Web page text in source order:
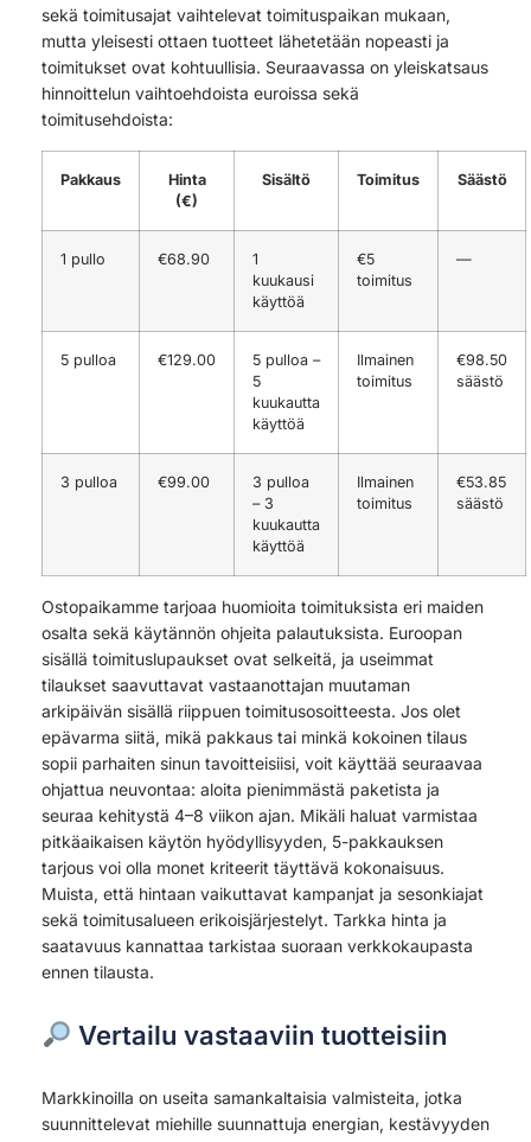
sekä toimitusajat vaihtelevat toimituspaikan mukaan,
mutta yleisesti ottaen tuotteet lähetetään nopeasti ja
toimitukset ovat kohtuullisia. Seuraavassa on yleiskatsaus
hinnoittelun vaihtoehdoista euroissa sekä
toimitusehdoista:
Pakkaus
Hinta
(€)
Sisältö Toimitus Säästö
1 pullo €68.90
1
kuukausi
käyttöä
€5
toimitus
—
5 pulloa €129.00
5 pulloa –
5
kuukautta
käyttöä
Ilmainen
toimitus
€98.50
säästö
3 pulloa €99.00
3 pulloa
– 3
kuukautta
käyttöä
Ilmainen
toimitus
€53.85
säästö
Ostopaikamme tarjoaa huomioita toimituksista eri maiden
osalta sekä käytännön ohjeita palautuksista. Euroopan
sisällä toimituslupaukset ovat selkeitä, ja useimmat
tilaukset saavuttavat vastaanottajan muutaman
arkipäivän sisällä riippuen toimitusosoitteesta. Jos olet
epävarma siitä, mikä pakkaus tai minkä kokoinen tilaus
sopii parhaiten sinun tavoitteisiisi, voit käyttää seuraavaa
ohjattua neuvontaa: aloita pienimmästä paketista ja
seuraa kehitystä 4–8 viikon ajan. Mikäli haluat varmistaa
pitkäaikaisen käytön hyödyllisyyden, 5-pakkauksen
tarjous voi olla monet kriteerit täyttävä kokonaisuus.
Muista, että hintaan vaikuttavat kampanjat ja sesonkiajat
sekä toimitusalueen erikoisjärjestelyt. Tarkka hinta ja
saatavuus kannattaa tarkistaa suoraan verkkokaupasta
ennen tilausta.
Vertailu vastaaviin tuotteisiin
Markkinoilla on useita samankaltaisia valmisteita, jotka
suunnittelevat miehille suunnattuja energian, kestävyyden